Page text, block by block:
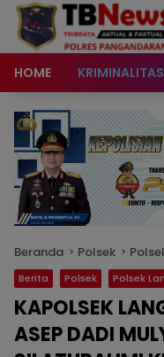
content
HOME KRIMINALITAS
Beranda Polsek
Berita Polsek Polsek
KAPOLSEK
ASEP DADI